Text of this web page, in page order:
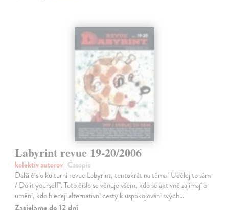
Labyrint revue 19-20/2006
kolektív autorov| Časopis
Další číslo kulturní revue Labyrint, tentokrát na téma "Udělej to sám
/ Do it yourself". Toto číslo se věnuje všem, kdo se aktivně zajímají o
umění, kdo hledají alternativní cesty k uspokojování svých…
Zasielame do 12 dní